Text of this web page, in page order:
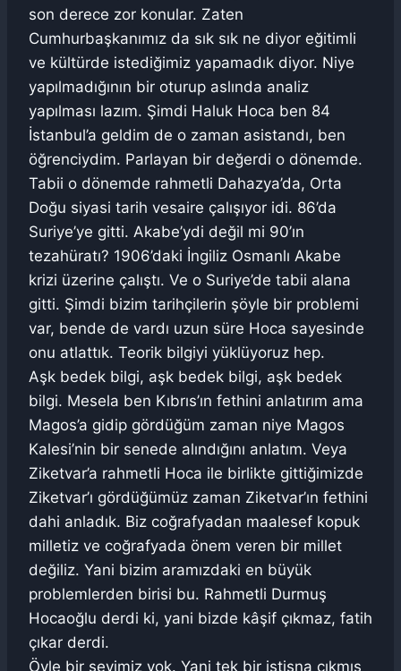
son derece zor konular. Zaten
Cumhurbaşkanımız da sık sık ne diyor eğitimli
ve kültürde istediğimiz yapamadık diyor. Niye
yapılmadığının bir oturup aslında analiz
yapılması lazım. Şimdi Haluk Hoca ben 84
İstanbul’a geldim de o zaman asistandı, ben
öğrenciydim. Parlayan bir değerdi o dönemde.
Tabii o dönemde rahmetli Dahazya’da, Orta
Doğu siyasi tarih vesaire çalışıyor idi. 86’da
Suriye’ye gitti. Akabe’ydi değil mi 90’ın
tezahüratı? 1906’daki İngiliz Osmanlı Akabe
krizi üzerine çalıştı. Ve o Suriye’de tabii alana
gitti. Şimdi bizim tarihçilerin şöyle bir problemi
var, bende de vardı uzun süre Hoca sayesinde
onu atlattık. Teorik bilgiyi yüklüyoruz hep.
Aşk bedek bilgi, aşk bedek bilgi, aşk bedek
bilgi. Mesela ben Kıbrıs’ın fethini anlatırım ama
Magos’a gidip gördüğüm zaman niye Magos
Kalesi’nin bir senede alındığını anlatım. Veya
Ziketvar’a rahmetli Hoca ile birlikte gittiğimizde
Ziketvar’ı gördüğümüz zaman Ziketvar’ın fethini
dahi anladık. Biz coğrafyadan maalesef kopuk
milletiz ve coğrafyada önem veren bir millet
değiliz. Yani bizim aramızdaki en büyük
problemlerden birisi bu. Rahmetli Durmuş
Hocaoğlu derdi ki, yani bizde kâşif çıkmaz, fatih
çıkar derdi.
Öyle bir şeyimiz yok. Yani tek bir istisna çıkmış